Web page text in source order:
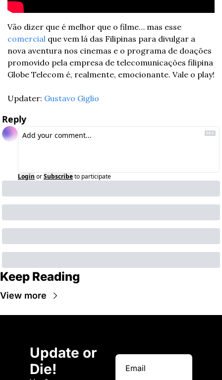
comercial que vem lá das Filipinas para divulgar a
nova aventura nos cinemas e o programa de doações
promovido pela empresa de telecomunicações filipina
Updater: Gustavo Giglio
Reply
Login orSubscribeto participate
Keep Reading
View more
Update or
Die!